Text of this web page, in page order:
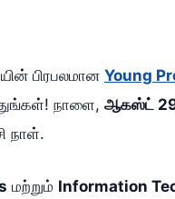
பிரபலமான Young
நாளை, ஆகஸ்ட்
நாள்.
மற்றும் Information